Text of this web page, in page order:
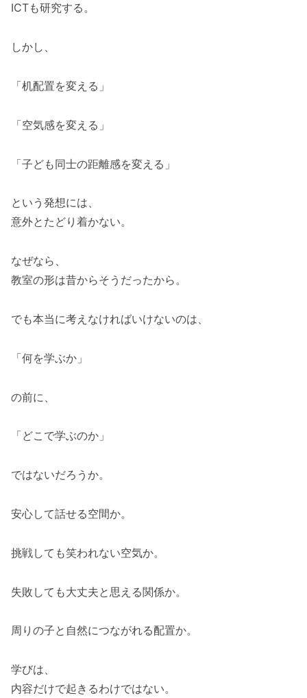
ICTも研究する。
しかし、
「机配置を変える」
「空気感を変える」
「子ども同士の距離感を変える」
という発想には、
意外とたどり着かない。
なぜなら、
教室の形は昔からそうだったから。
でも本当に考えなければいけないのは、
「何を学ぶか」
の前に、
「どこで学ぶのか」
ではないだろうか。
安心して話せる空間か。
挑戦しても笑われない空気か。
失敗しても大丈夫と思える関係か。
周りの子と自然につながれる配置か。
学びは、
内容だけで起きるわけではない。